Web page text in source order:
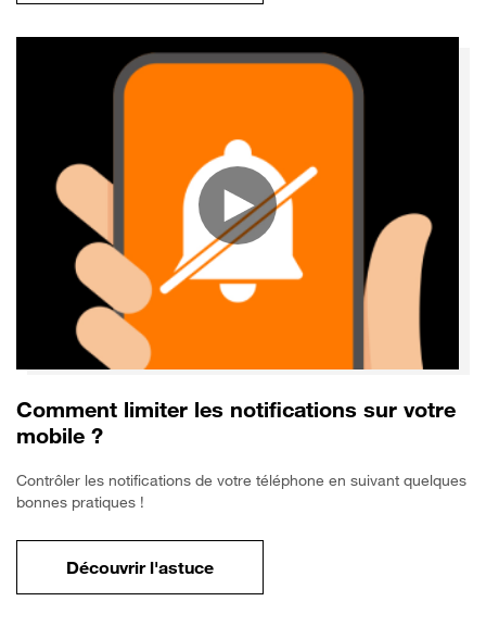
Comment limiter les notifications sur votre
mobile ?
Contrôler les notifications de votre téléphone en suivant quelques
bonnes pratiques !
Découvrir l'astucepour Comment limiter les notifications